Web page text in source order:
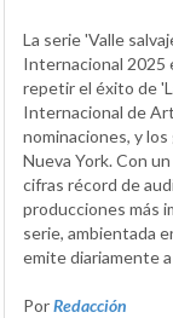
La serie 'Valle
Internacional 2025
repetir el éxito de
Internacional de
nominaciones, y
Nueva York. Con
cifras récord de
producciones más
serie, ambientada
emite diariamente
PorRedacción